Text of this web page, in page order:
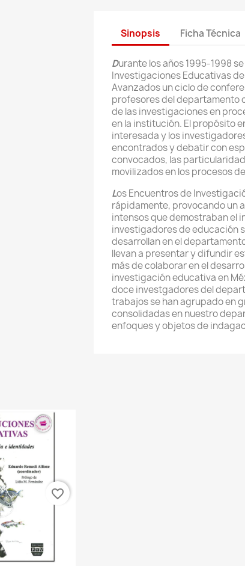
Sinopsis Ficha Técnica
Durante los años 1995-1998
Investigaciones Educativas
Avanzados un ciclo de
profesores del departamento
de las investigaciones en
en la institución. El propósito
interesada y los
encontrados y debatir con
convocados, las
movilizados en los procesos
Los Encuentros de
rápidamente, provocando un
intensos que demostraban el
investigadores de educación
desarrollan en el
llevan a presentar y difundir
más de colaborar en el
investigación educativa en
doce investgadores del
trabajos se han agrupado en
consolidadas en nuestro
enfoques y objetos de
favorite_border